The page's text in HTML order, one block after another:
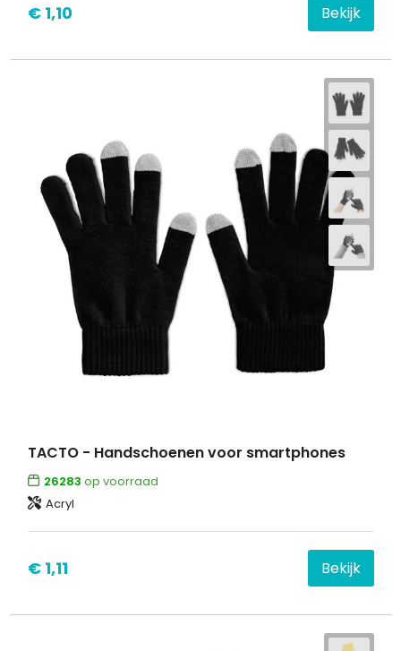
€ 1,10 Bekijk
TACTO - Handschoenen voor smartphones
26283 op voorraad
Acryl
€ 1,11 Bekijk